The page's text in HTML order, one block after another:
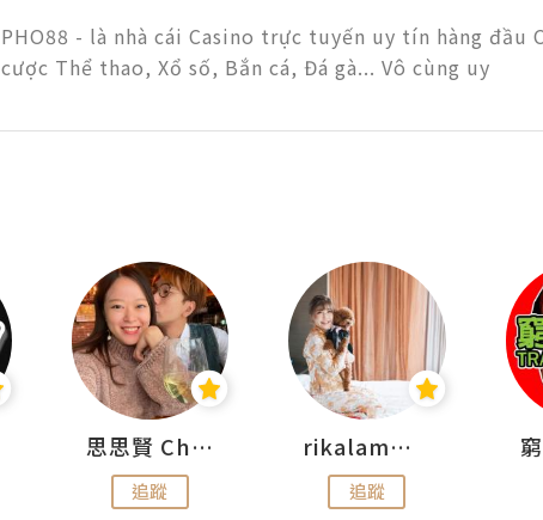
PHO88 - là nhà cái Casino trực tuyến uy tín hàng đầu
cược Thể thao, Xổ số, Bắn cá, Đá gà... Vô cùng uy
思思賢 ChillMyBabe
追蹤
rikalammm
追蹤